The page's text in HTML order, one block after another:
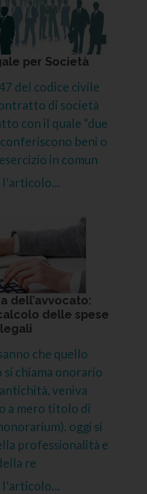
per Società
del codice civile
di società
con il quale “due
beni o
in comun
l'articolo...
dell’avvocato:
delle spese
legali
che quello
si chiama onorario
veniva
a mero titolo di
oggi si
professionalità e
re
l'articolo...